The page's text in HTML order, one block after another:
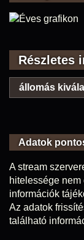
Részletes
állomás
Adatok
A stream
hitelessége
információk
Az adatok
található